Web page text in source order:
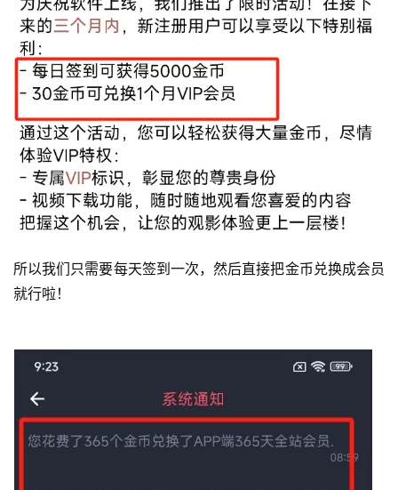
所以我们只需要每天签到一次，然后直接把金币兑换成会员
就行啦！